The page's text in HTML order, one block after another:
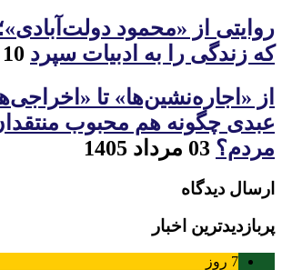
روایتی از «محمود
که زندگی را به ادبیات سپرد
از «اجاره‌نشین‌ها» تا
عبدی چگونه هم محبوب
مردم؟
ارسال دیدگاه
پربازدیدترین اخبار
7 روز